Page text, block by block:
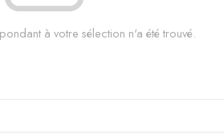
à votre sélection n'a été trouvé.